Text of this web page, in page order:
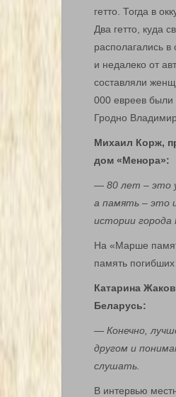
гетто. Тогда в
Два гетто, куда
располагались
и недалеко от
составляли
000 евреев были
Гродно
Михаил Корж,
дом «Менора»:
— 80 лет – это
а память – это
истории города
На «Марше
память погибших
Катарина
Беларусь:
— Конечно,
другом и
слушать.
В интервью